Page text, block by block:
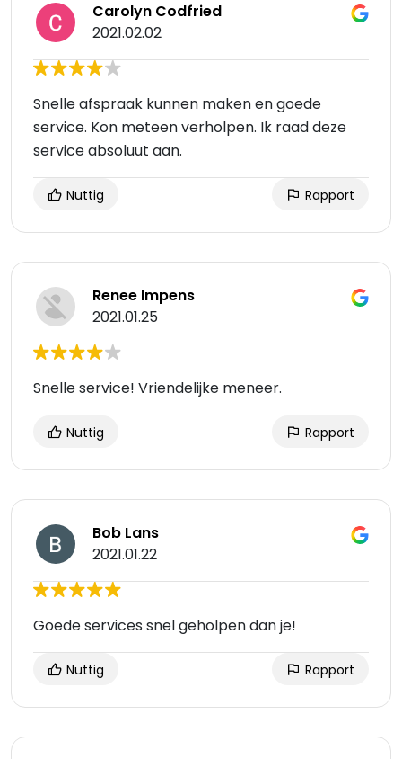
Carolyn Codfried
2021.02.02
Snelle afspraak kunnen maken en goede
service. Kon meteen verholpen. Ik raad deze
service absoluut aan.
Nuttig Rapport
Renee Impens
2021.01.25
Snelle service! Vriendelijke meneer.
Nuttig Rapport
Bob Lans
2021.01.22
Goede services snel geholpen dan je!
Nuttig Rapport